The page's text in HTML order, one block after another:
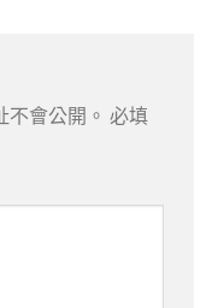
會公開。 必填